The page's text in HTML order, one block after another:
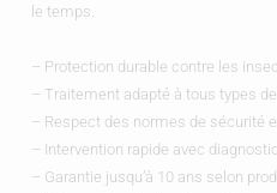
le temps.
– Protection durable contre les
– Traitement adapté à tous types
– Respect des normes de sécurité
– Intervention rapide avec
– Garantie jusqu’à 10 ans selon